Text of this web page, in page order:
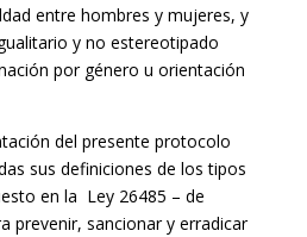
entre hombres y mujeres, y
y no estereotipado
por género u orientación
del presente protocolo
sus definiciones de los tipos
en la Ley 26485 – de
prevenir, sancionar y erradicar